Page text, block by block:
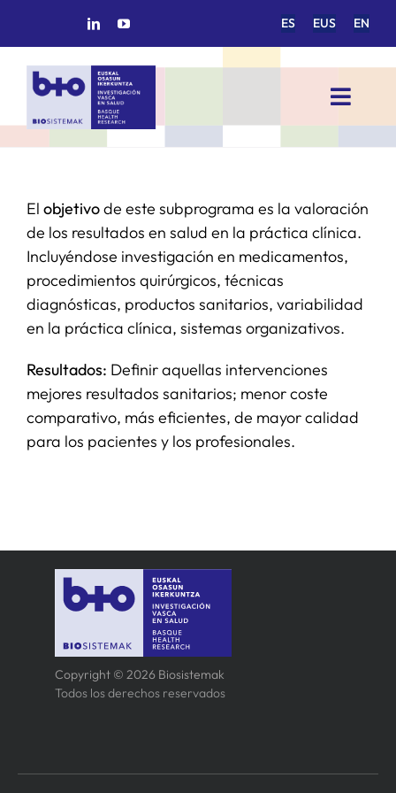
ES EUS EN
Toggle
INICIO
BIOSISTEMAK
ÁREAS DE INVESTIGACIÓN
GRUPOS DE INVESTIGACIÓN
PROYECTOS/COLABORACIONES
SERVICIOS
El objetivode este subprograma es la valoración
de los resultados en salud en la práctica clínica.
Incluyéndose investigación en medicamentos,
procedimientos quirúrgicos, técnicas
diagnósticas, productos sanitarios, variabilidad
en la práctica clínica, sistemas organizativos.
Resultados: Definir aquellas intervenciones
mejores resultados sanitarios; menor coste
comparativo, más eficientes, de mayor calidad
para los pacientes y los profesionales.
Copyright © 2026 Biosistemak
Todos los derechos reservados